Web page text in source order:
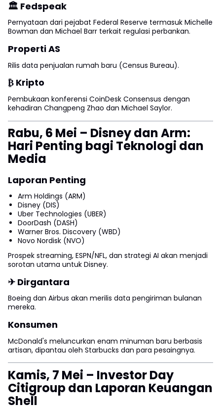
🏛 Fedspeak
Pernyataan dari pejabat Federal Reserve termasuk Michelle
Bowman dan Michael Barr terkait regulasi perbankan.
Properti AS
Rilis data penjualan rumah baru (Census Bureau).
₿ Kripto
Pembukaan konferensi CoinDesk Consensus dengan
kehadiran Changpeng Zhao dan Michael Saylor.
Rabu, 6 Mei – Disney dan Arm:
Hari Penting bagi Teknologi dan
Media
Laporan Penting
Arm Holdings (ARM)
Disney (DIS)
Uber Technologies (UBER)
DoorDash (DASH)
Warner Bros. Discovery (WBD)
Novo Nordisk (NVO)
Prospek streaming, ESPN/NFL, dan strategi AI akan menjadi
sorotan utama untuk Disney.
✈ Dirgantara
Boeing dan Airbus akan merilis data pengiriman bulanan
mereka.
Konsumen
McDonald's meluncurkan enam minuman baru berbasis
artisan, dipantau oleh Starbucks dan para pesaingnya.
Kamis, 7 Mei – Investor Day
Citigroup dan Laporan Keuangan
Shell